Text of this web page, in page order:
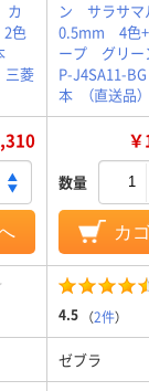
色
三菱
ン サラサ
0.5mm 4色
ープ グリ
P-J4SA11-
本 （直送品）
数量
カ
4.5 （2件）
ゼブラ